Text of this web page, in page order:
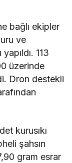
bağlı ekipler
ve
113
üzerinde
Dron destekli
kurusıkı
şahsın
gram esrar